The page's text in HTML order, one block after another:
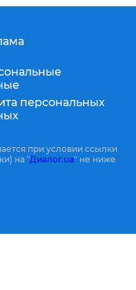
персональных
при условии ссылки
на "Диалог.ua" не ниже